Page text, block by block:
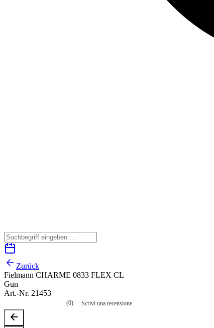
Zurück
Fielmann CHARME 0833 FLEX CL
Gun
Art.-Nr. 21453
valutazione
(0) Scrivi una recensione